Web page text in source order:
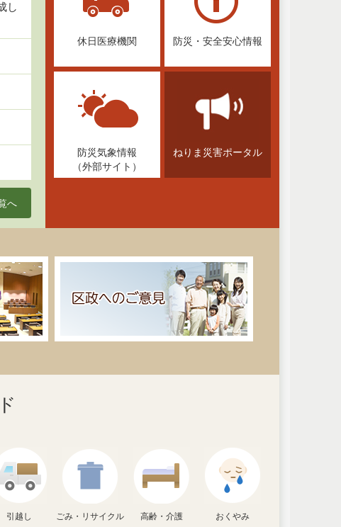
し
へ
休日医療機関 防災・安全安心情報
防災気象情報
（外部サイト）
ねりま災害ポータル
引越し ごみ・リサイクル 高齢・介護 おくやみ